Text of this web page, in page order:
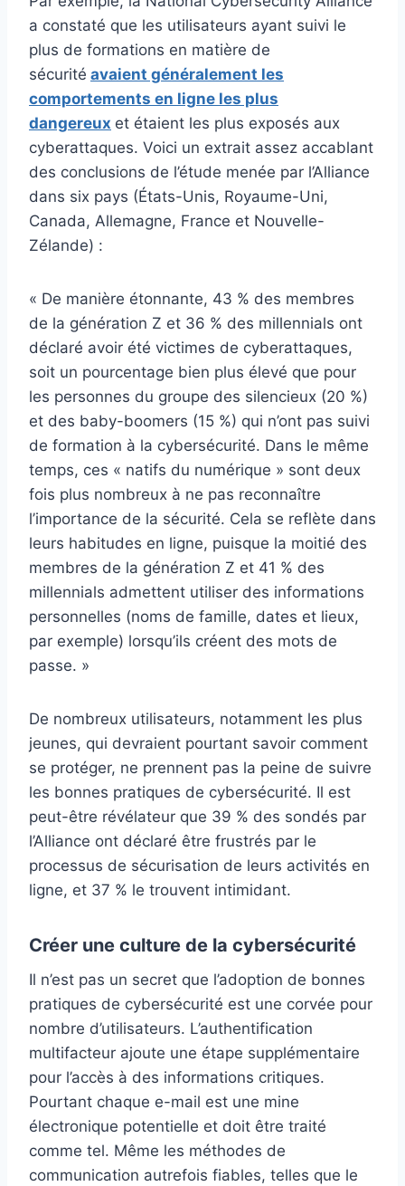
a constaté que les utilisateurs ayant suivi le
plus de formations en matière de
sécurité avaient généralement les
comportements en ligne les plus
dangereux et étaient les plus exposés aux
cyberattaques. Voici un extrait assez accablant
des conclusions de l’étude menée par l’Alliance
dans six pays (États-Unis, Royaume-Uni,
Canada, Allemagne, France et Nouvelle-
Zélande) :
« De manière étonnante, 43 % des membres
de la génération Z et 36 % des millennials ont
déclaré avoir été victimes de cyberattaques,
soit un pourcentage bien plus élevé que pour
les personnes du groupe des silencieux (20 %)
et des baby-boomers (15 %) qui n’ont pas suivi
de formation à la cybersécurité. Dans le même
temps, ces « natifs du numérique » sont deux
fois plus nombreux à ne pas reconnaître
l’importance de la sécurité. Cela se reflète dans
leurs habitudes en ligne, puisque la moitié des
membres de la génération Z et 41 % des
millennials admettent utiliser des informations
personnelles (noms de famille, dates et lieux,
par exemple) lorsqu’ils créent des mots de
passe. »
De nombreux utilisateurs, notamment les plus
jeunes, qui devraient pourtant savoir comment
se protéger, ne prennent pas la peine de suivre
les bonnes pratiques de cybersécurité. Il est
peut-être révélateur que 39 % des sondés par
l’Alliance ont déclaré être frustrés par le
processus de sécurisation de leurs activités en
ligne, et 37 % le trouvent intimidant.
Créer une culture de la cybersécurité
Il n’est pas un secret que l’adoption de bonnes
pratiques de cybersécurité est une corvée pour
nombre d’utilisateurs. L’authentification
multifacteur ajoute une étape supplémentaire
pour l’accès à des informations critiques.
Pourtant chaque e-mail est une mine
électronique potentielle et doit être traité
comme tel. Même les méthodes de
communication autrefois fiables, telles que le